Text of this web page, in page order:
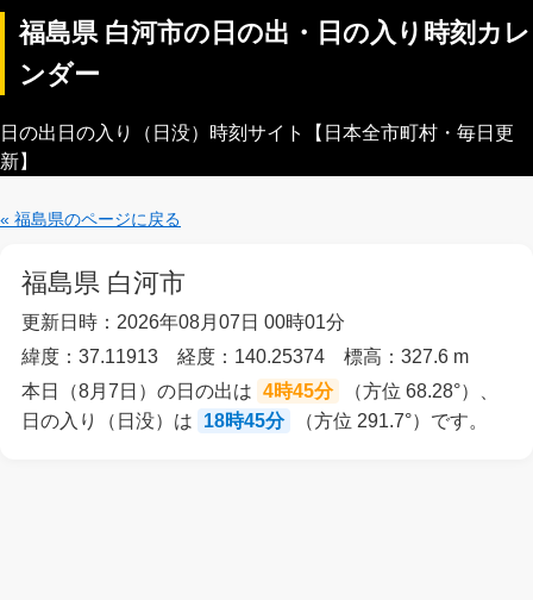
福島県 白河市の日の出・日の入り時刻カレ
ンダー
日の出日の入り（日没）時刻サイト【日本全市町村・毎日更
新】
« 福島県のページに戻る
福島県 白河市
更新日時：2026年08月07日 00時01分
緯度：37.11913 経度：140.25374 標高：327.6 m
本日（8月7日）の日の出は 4時45分
（方位 68.28°）、
日の入り（日没）は
18時45分 （方位 291.7°）です。